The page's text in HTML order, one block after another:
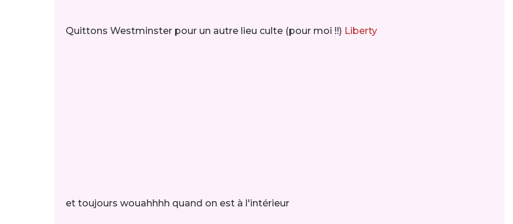
Quittons Westminster pour un autre lieu culte (pour moi !!) Liberty
et toujours wouahhhh quand on est à l'intérieur